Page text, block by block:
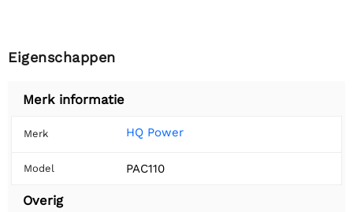
Eigenschappen
Merk informatie
Merk HQ Power
Model PAC110
Overig